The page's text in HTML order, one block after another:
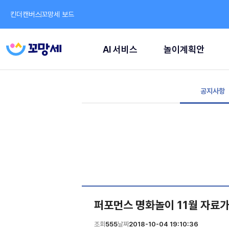
킨더캔버스꼬망세 보드
AI 서비스 놀이계획안
공지사항
퍼포먼스 명화놀이 11월 자료
조회 555날짜2018-10-04 19:10:36